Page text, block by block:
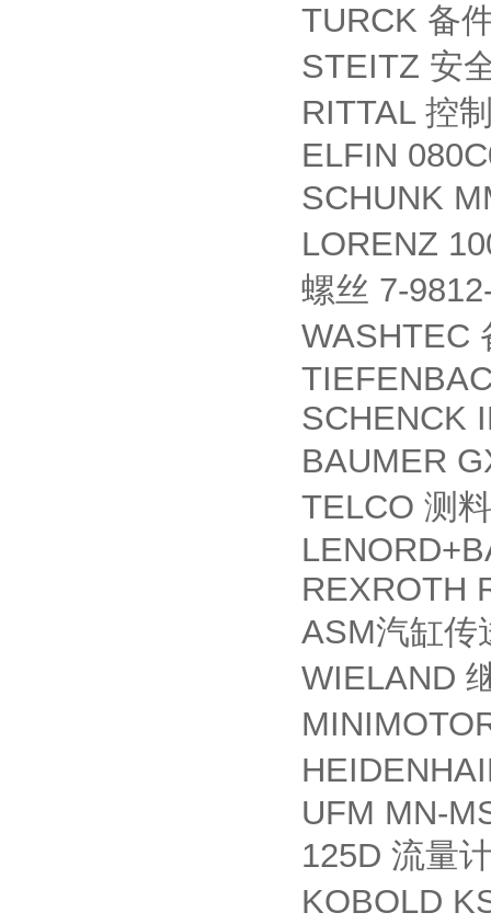
TURCK 备
STEITZ 安
RITTAL 控
ELFIN
SCHUNK
LORENZ
螺丝 7-
WASHTEC
SCHENCK
BAUMER
TELCO 测
REXROTH
ASM汽缸传
WIELAND
UFM MN-
125D 流量
KOBOLD